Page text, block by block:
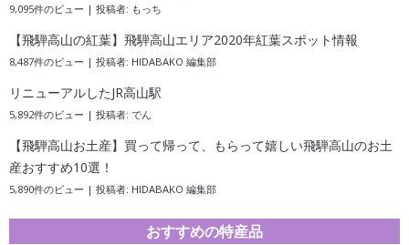
9,095件のビュー | 投稿者: もっち
【飛騨高山の紅葉】飛騨高山エリア2020年紅葉スポット情報
8,487件のビュー | 投稿者: HIDABAKO 編集部
リニューアルしたJR高山駅
5,892件のビュー | 投稿者: でん
【飛騨高山お土産】買って帰って、もらって嬉しい飛騨高山のお土
産おすすめ10選！
5,890件のビュー | 投稿者: HIDABAKO 編集部
おすすめの特産品